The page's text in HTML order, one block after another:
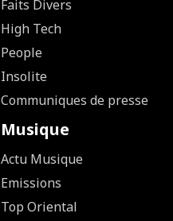
Faits Divers
High Tech
People
Insolite
Communiques de presse
Musique
Actu Musique
Emissions
Top Oriental